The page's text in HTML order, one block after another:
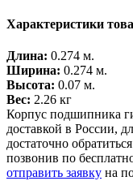
Характеристики
Длина: 0.274 м.
Ширина: 0.274 м.
Высота: 0.07 м.
Вес: 2.26 кг
Корпус подшипника
доставкой в России,
достаточно
позвонив по
отправить заявку на